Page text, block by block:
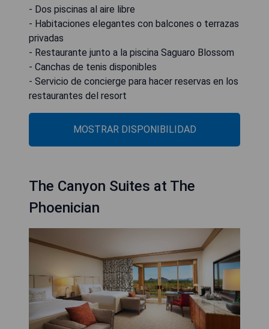
- Dos piscinas al aire libre
- Habitaciones elegantes con balcones o terrazas
privadas
- Restaurante junto a la piscina Saguaro Blossom
- Canchas de tenis disponibles
- Servicio de concierge para hacer reservas en los
restaurantes del resort
MOSTRAR DISPONIBILIDAD
The Canyon Suites at The
Phoenician